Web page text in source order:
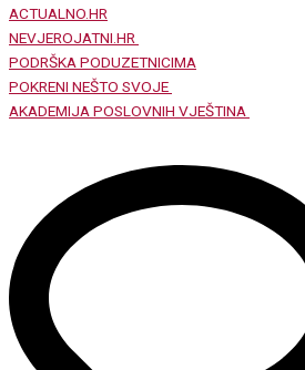
ACTUALNO.HR
NEVJEROJATNI.HR
PODRŠKA PODUZETNICIMA
POKRENI NEŠTO SVOJE
AKADEMIJA POSLOVNIH VJEŠTINA